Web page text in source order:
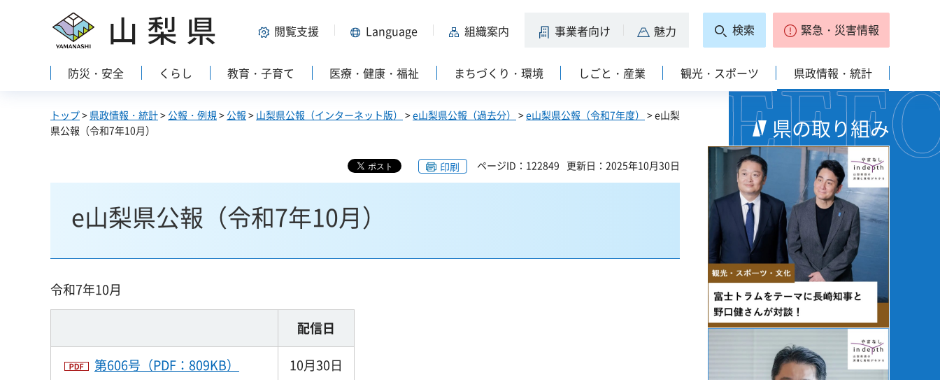
山梨県 閲覧支援 Language 組織案内 事業者向け 魅力 検索 緊急・災害情報
防災・安全 くらし 教育・子育て 医療・健康・福祉 まちづくり・環境 しごと・産業 観光・スポーツ 県政情報・統計
トップ> 県政情報・統計> 公報・例規> 公報 > 山梨県公報（インターネット版） >e山梨県公報（過去分） >e山梨県公報（令和7年度） > e山梨
県公報（令和7年10月）
印刷 ページID：122849 更新日：2025年10月30日
e山梨県公報（令和7年10月）
令和7年10月
配信日
第606号（PDF：809KB）
10月30日
県の取り組み